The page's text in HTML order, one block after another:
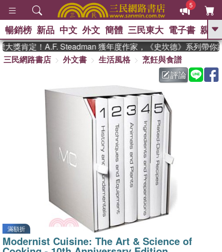
5
GO
熱搜： 東野圭吾 、 高希均教授回憶錄
父親節 、 如果歷
暑期推薦 、 國際布克
獎 臺灣漫遊錄 、 方念華
登輝時代
數學女孩：黎曼猜想
偉大的迷走神經
暢銷榜 新品 中文 外文 簡體 三民東大 電子書 親子
獎肯定！A.F. Steadman 獲年度作家，《史坎德》系列帶你
三民網路書店
外文書 生活風格
烹飪與食譜
評論
滿額折
Modernist Cuisine: The Art & Science of